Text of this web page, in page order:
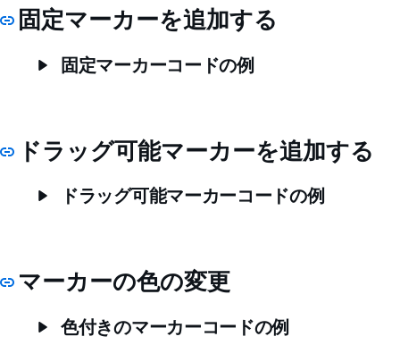
固定マーカーを追加する
固定マーカーコードの例
ドラッグ可能マーカーを追加する
ドラッグ可能マーカーコードの例
マーカーの色の変更
色付きのマーカーコードの例